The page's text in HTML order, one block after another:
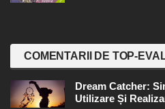
COMENTARII DE TOP-
Dream Catcher:
Utilizare Și